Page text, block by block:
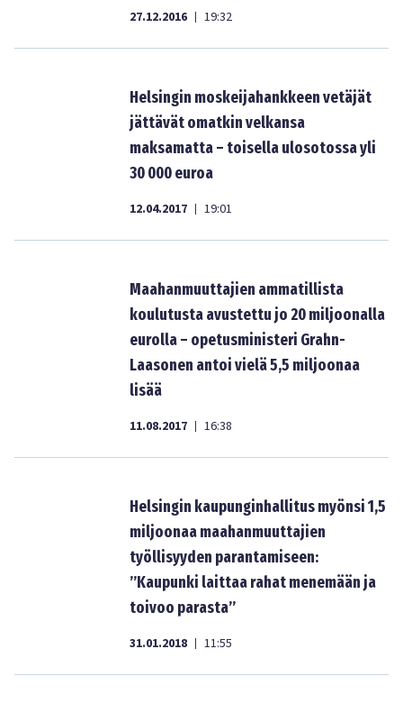
27.12.2016 | 19:32
Helsingin moskeijahankkeen vetäjät
jättävät omatkin velkansa
maksamatta – toisella ulosotossa yli
30 000 euroa
12.04.2017 | 19:01
Maahanmuuttajien ammatillista
koulutusta avustettu jo 20 miljoonalla
eurolla – opetusministeri Grahn-
Laasonen antoi vielä 5,5 miljoonaa
lisää
11.08.2017 | 16:38
Helsingin kaupunginhallitus myönsi 1,5
miljoonaa maahanmuuttajien
työllisyyden parantamiseen:
”Kaupunki laittaa rahat menemään ja
toivoo parasta”
31.01.2018 | 11:55